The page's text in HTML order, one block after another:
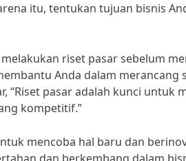
itu, tentukan tujuan bisnis
riset pasar sebelum
Anda dalam
“Riset pasar adalah kunci
kompetitif.”
mencoba hal baru dan